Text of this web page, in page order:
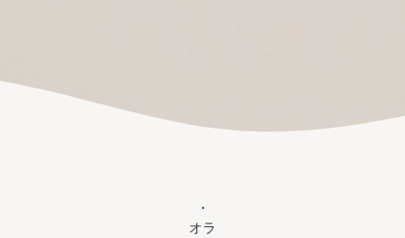
・
オラ